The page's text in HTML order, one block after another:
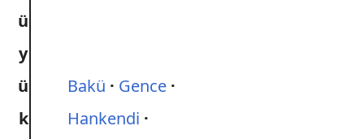
ü
y
ü
k
Bakü
Gence
Hankendi